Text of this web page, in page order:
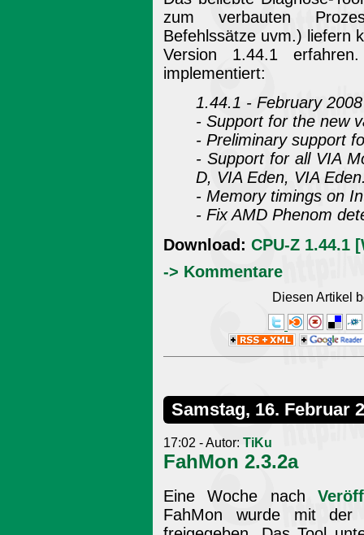
zum verbauten
Befehlssätze uvm.) liefern
Version 1.44.1
implementiert:
1.44.1 - February 2008
- Support for the new
- Preliminary support
- Support for all VIA
D, VIA Eden, VIA
- Memory timings on
- Fix AMD Phenom
Download: CPU-Z 1.44.1
-> Kommentare
Diesen Artikel
Samstag, 16. Februar
17:02 - Autor: TiKu
FahMon 2.3.2a
Eine Woche nach
FahMon wurde mit der